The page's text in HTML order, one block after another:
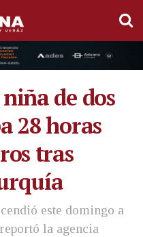
de dos
28 horas
tras
este domingo a
la agencia